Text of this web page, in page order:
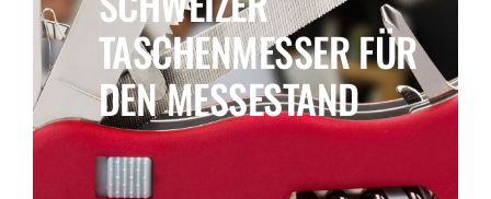
Shop
English
WooCommerce Warenkorb
TASCHENMESSER FÜR
DEN MESSESTAND